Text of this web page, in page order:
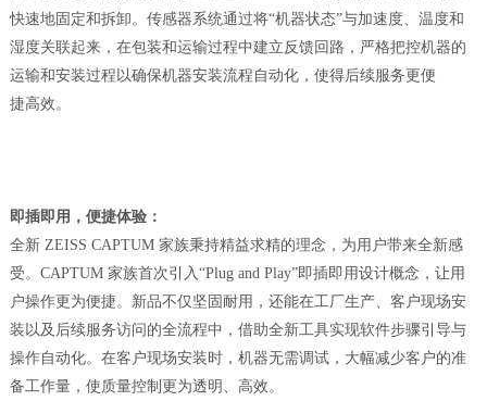
快速地固定和拆卸。传感器系统通过将“机器状态”与加速度、温度和
湿度关联起来，在包装和运输过程中建立反馈回路，严格把控机器的
运输和安装过程以确保机器安装流程自动化，使得后续服务更便
捷高效。
即插即用，便捷体验：
全新 ZEISS CAPTUM 家族秉持精益求精的理念，为用户带来全新感
受。CAPTUM 家族首次引入“Plug and Play”即插即用设计概念，让用
户操作更为便捷。新品不仅坚固耐用，还能在工厂生产、客户现场安
装以及后续服务访问的全流程中，借助全新工具实现软件步骤引导与
操作自动化。在客户现场安装时，机器无需调试，大幅减少客户的准
备工作量，使质量控制更为透明、高效。